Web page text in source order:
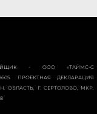
- ООО «ТАЙМС-С
ПРОЕКТНАЯ ДЕКЛАРАЦИЯ
ОБЛАСТЬ, Г. СЕРТОЛОВО, МКР.